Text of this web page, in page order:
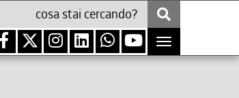
Toggle
navigation